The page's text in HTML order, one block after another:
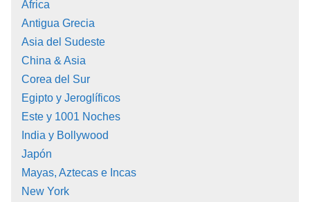
África
Antigua Grecia
Asia del Sudeste
China & Asia
Corea del Sur
Egipto y Jeroglíficos
Este y 1001 Noches
India y Bollywood
Japón
Mayas, Aztecas e Incas
New York